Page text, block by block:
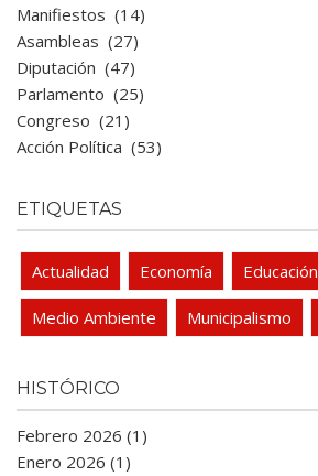
Manifiestos (14)
Asambleas (27)
Diputación (47)
Parlamento (25)
Congreso (21)
Acción Política (53)
ETIQUETAS
Actualidad Economía Educación
Medio Ambiente Municipalismo
HISTÓRICO
Febrero 2026 (1)
Enero 2026 (1)